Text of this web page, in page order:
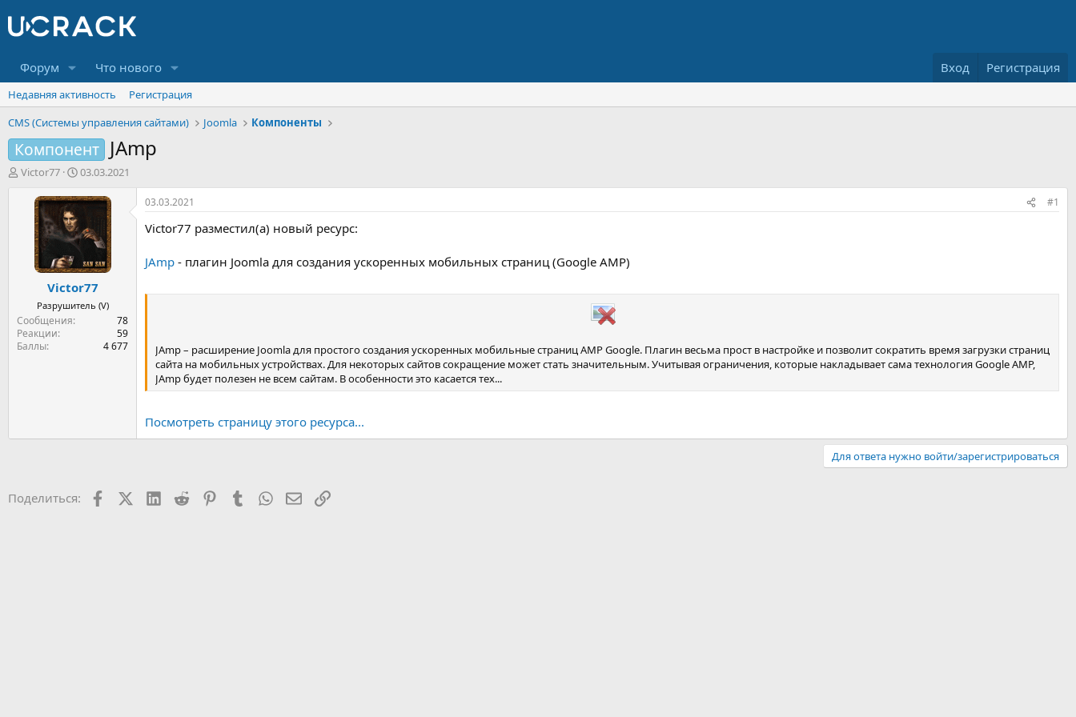
Форум Что нового Вход Регистрация
Недавняя активность
Регистрация
CMS (Системы управления сайтами)
Joomla Компоненты
Компонент JAmp
А
Victor77
Д
т
н
а
ч
а
л
а
03.03.2021
Victor77
Разрушитель (V)
Сообщения
78
Реакции
59
Баллы
4 677
03.03.2021 #1
Victor77 разместил(а) новый ресурс:
JAmp - плагин Joomla для создания ускоренных мобильных страниц (Google AMP)
JAmp – расширение Joomla для простого создания ускоренных мобильные страниц AMP Google. Плагин весьма прост в настройке и позволит сократить время загрузки страниц
сайта на мобильных устройствах. Для некоторых сайтов сокращение может стать значительным. Учитывая ограничения, которые накладывает сама технология Google AMP,
JAmp будет полезен не всем сайтам. В особенности это касается тех...
Посмотреть страницу этого ресурса...
Для ответа нужно войти/зарегистрироваться
Поделиться: FacebookX (Twitter)
LinkedIn
Reddit PinterestTumblr WhatsApp
Электронная почта
Ссылка